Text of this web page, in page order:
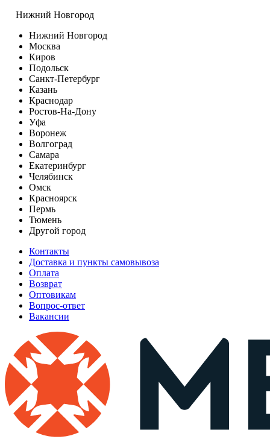
Нижний Новгород
Нижний Новгород
Москва
Киров
Подольск
Санкт-Петербург
Казань
Краснодар
Ростов-На-Дону
Уфа
Воронеж
Волгоград
Самара
Екатеринбург
Челябинск
Омск
Красноярск
Пермь
Тюмень
Другой город
Контакты
Доставка и пункты самовывоза
Оплата
Возврат
Оптовикам
Вопрос-ответ
Вакансии